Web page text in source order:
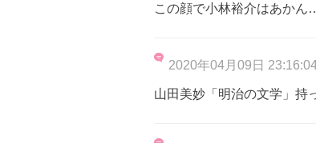
この顔で小林裕介はあか
2020年04月09日
山田美妙「明治の文学」持